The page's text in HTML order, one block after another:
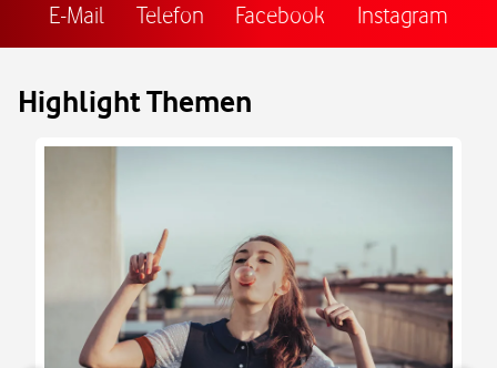
E-Mail Telefon Facebook Instagram
Highlight Themen